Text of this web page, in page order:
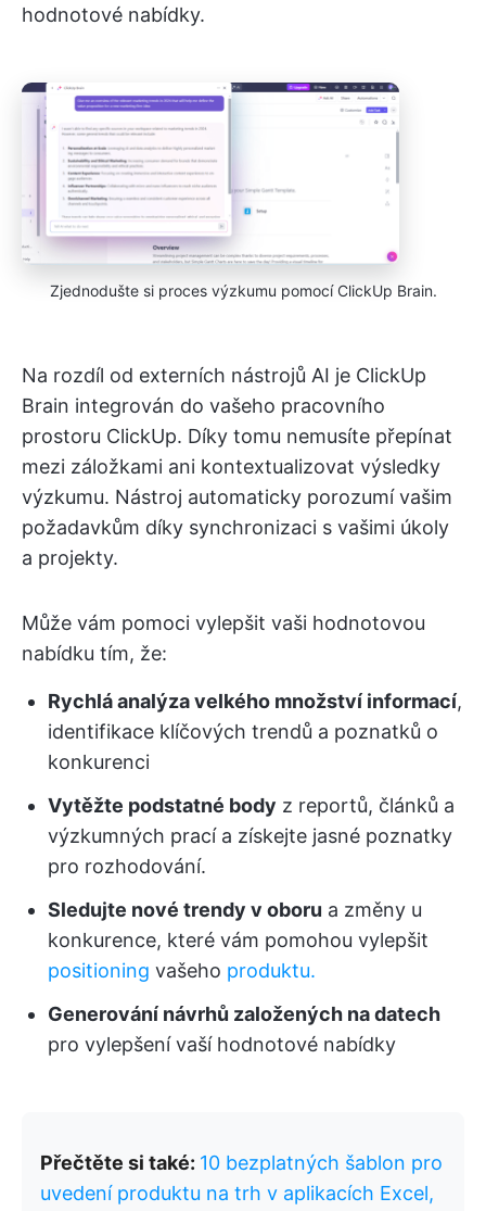
hodnotové nabídky.
Zjednodušte si proces výzkumu pomocí ClickUp Brain.
Na rozdíl od externích nástrojů AI je ClickUp
Brain integrován do vašeho pracovního
prostoru ClickUp. Díky tomu nemusíte přepínat
mezi záložkami ani kontextualizovat výsledky
výzkumu. Nástroj automaticky porozumí vašim
požadavkům díky synchronizaci s vašimi úkoly
a projekty.
Může vám pomoci vylepšit vaši hodnotovou
nabídku tím, že:
Rychlá analýza velkého množství informací,
identifikace klíčových trendů a poznatků o
konkurenci
Vytěžte podstatné body z reportů, článků a
výzkumných prací a získejte jasné poznatky
pro rozhodování.
Sledujte nové trendy v oboru a změny u
konkurence, které vám pomohou vylepšit
positioning vašeho produktu.
Generování návrhů založených na datech
pro vylepšení vaší hodnotové nabídky
Přečtěte si také: 10 bezplatných šablon pro
uvedení produktu na trh v aplikacích Excel,